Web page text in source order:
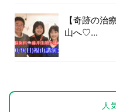
【奇跡の治
山へ♡...
人